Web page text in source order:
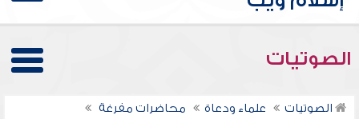
الصوتيات
الصوتيات علماء ودعاة
محاضرات مفرغة